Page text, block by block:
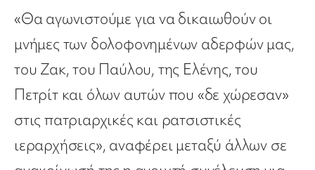
«Θα αγωνιστούμε για να δικαιωθούν οι
μνήμες των δολοφονημένων αδερφών μας,
του Ζακ, του Παύλου, της Ελένης, του
Πετρίτ και όλων αυτών που «δε χώρεσαν»
στις πατριαρχικές και ρατσιστικές
ιεραρχήσεις», αναφέρει μεταξύ άλλων σε